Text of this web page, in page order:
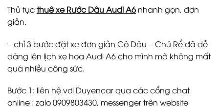
Thủ tụcthuê xe Rước Dâu Audi A6nhanh gọn, đơn
giản.
– chỉ 3 bước đặt xe đơn giản Cô Dâu – Chú Rể đã dễ
dàng lên lịch xe hoa Audi A6 cho mình mà không mất
quá nhiều công sức.
Bước 1: liên hệ vơi Duyencar qua các cổng chat
online : zalo 0909803430, messenger trên website